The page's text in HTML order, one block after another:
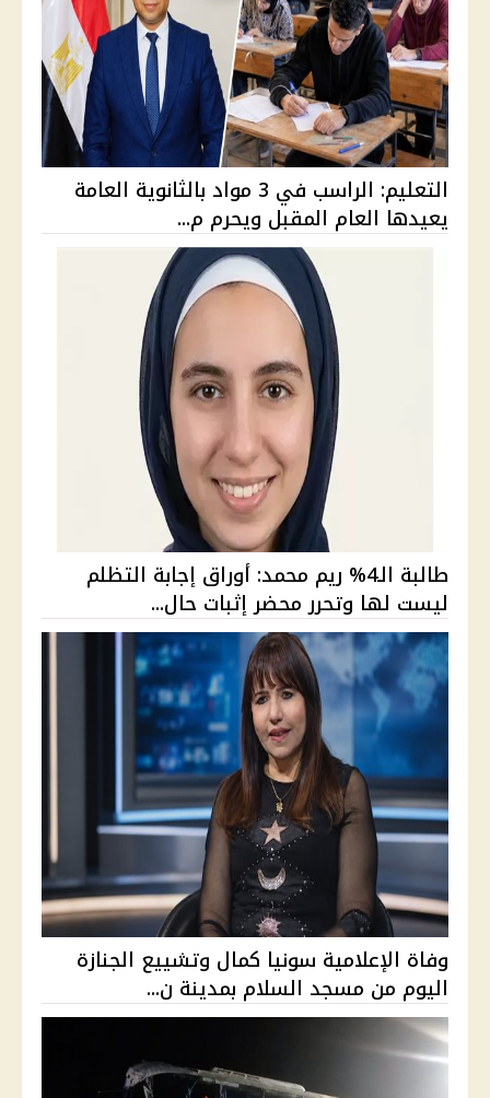
التعليم: الراسب في 3 مواد بالثانوية العامة
يعيدها العام المقبل ويحرم م...
طالبة الـ4% ريم محمد: أوراق إجابة التظلم
ليست لها وتحرر محضر إثبات حال...
وفاة الإعلامية سونيا كمال وتشييع الجنازة
اليوم من مسجد السلام بمدينة ن...